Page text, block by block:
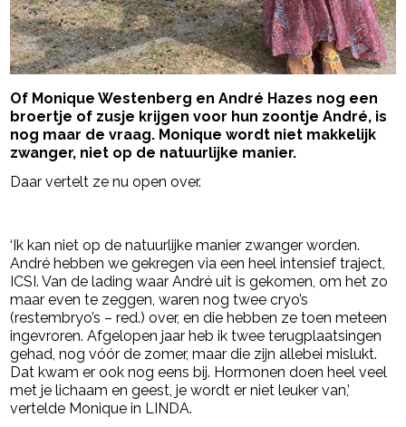
Of Monique Westenberg en André Hazes nog een
broertje of zusje krijgen voor hun zoontje André, is
nog maar de vraag. Monique wordt niet makkelijk
zwanger, niet op de natuurlijke manier.
Daar vertelt ze nu open over.
‘Ik kan niet op de natuurlijke manier zwanger worden.
André hebben we gekregen via een heel intensief traject,
ICSI. Van de lading waar André uit is gekomen, om het zo
maar even te zeggen, waren nog twee cryo’s
(restembryo’s – red.) over, en die hebben ze toen meteen
ingevroren. Afgelopen jaar heb ik twee terugplaatsingen
gehad, nog vóór de zomer, maar die zijn allebei mislukt.
Dat kwam er ook nog eens bij. Hormonen doen heel veel
met je lichaam en geest, je wordt er niet leuker van,’
vertelde Monique in LINDA.